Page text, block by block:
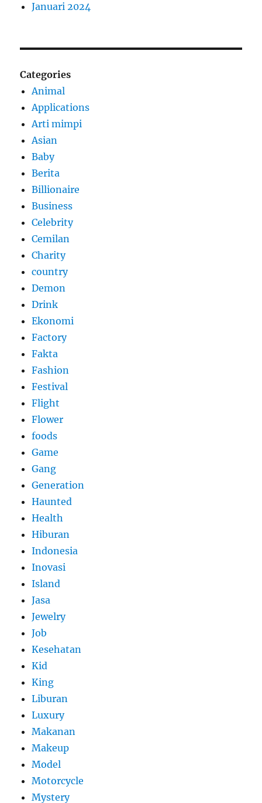
Januari 2024
Categories
Animal
Applications
Arti mimpi
Asian
Baby
Berita
Billionaire
Business
Celebrity
Cemilan
Charity
country
Demon
Drink
Ekonomi
Factory
Fakta
Fashion
Festival
Flight
Flower
foods
Game
Gang
Generation
Haunted
Health
Hiburan
Indonesia
Inovasi
Island
Jasa
Jewelry
Job
Kesehatan
Kid
King
Liburan
Luxury
Makanan
Makeup
Model
Motorcycle
Mystery